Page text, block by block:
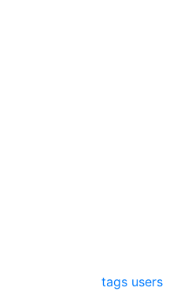
tags users